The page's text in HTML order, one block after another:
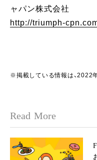
ャパン株式会社
http://triumph-
※掲載している情報は、2022
Read More